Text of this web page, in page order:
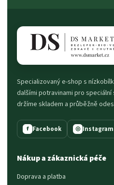
Specializovaný e-shop s
dalšími potravinami pro
držíme skladem a průběžně
f Facebook ◎ Instagram
Nákup a zákaznická péče
Doprava a platba